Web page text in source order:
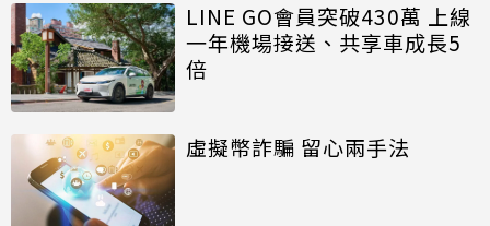
LINE GO會員突破430萬 上線
一年機場接送、共享車成長5
倍
虛擬幣詐騙 留心兩手法